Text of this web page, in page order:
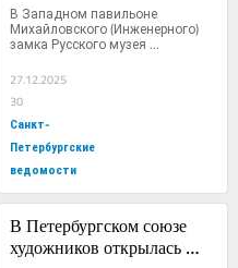
В Западном павильоне
Михайловского (Инженерного)
замка Русского музея
открылась...
27.12.2025
30
Санкт-
Петербургские
ведомости
В Петербургском союзе
художников открылась